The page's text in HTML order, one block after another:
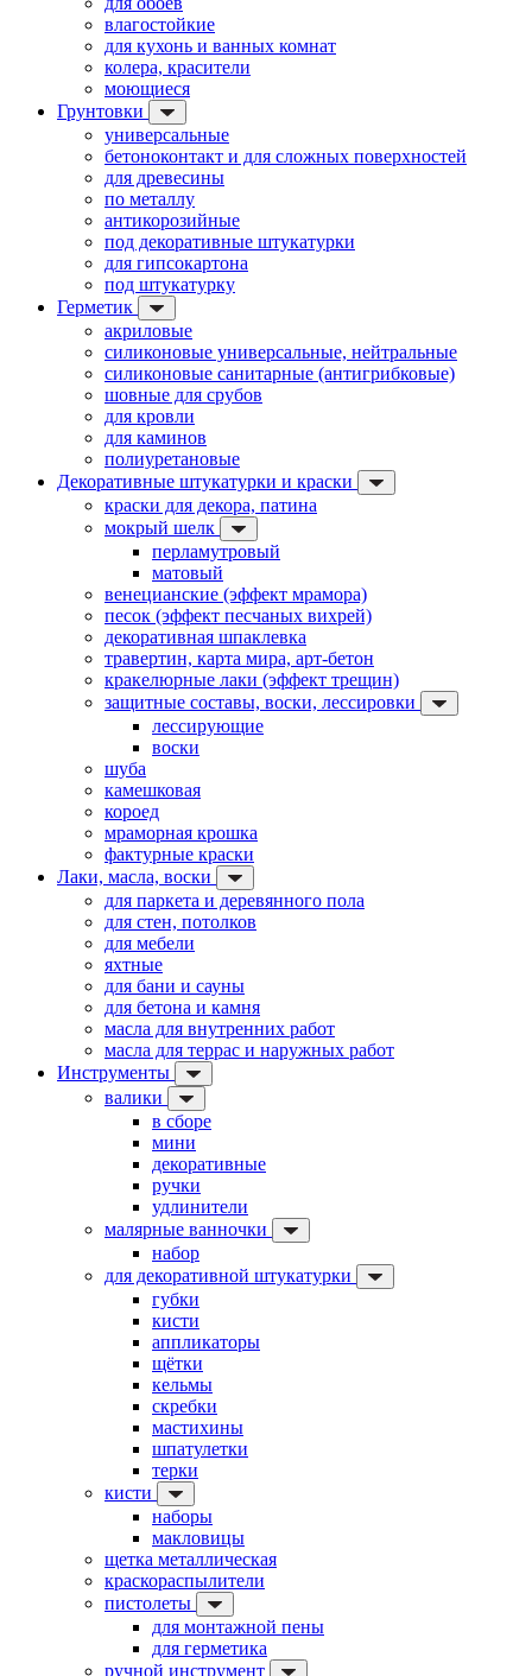
влагостойкие
для кухонь и ванных комнат
колера, красители
моющиеся
Грунтовки
универсальные
бетоноконтакт и для сложных поверхностей
для древесины
по металлу
антикорозийные
под декоративные штукатурки
для гипсокартона
под штукатурку
Герметик
акриловые
силиконовые универсальные, нейтральные
силиконовые санитарные (антигрибковые)
шовные для срубов
для кровли
для каминов
полиуретановые
Декоративные штукатурки и краски
краски для декора, патина
мокрый шелк
перламутровый
матовый
венецианские (эффект мрамора)
песок (эффект песчаных вихрей)
декоративная шпаклевка
травертин, карта мира, арт-бетон
кракелюрные лаки (эффект трещин)
защитные составы, воски, лессировки
лессирующие
воски
шуба
камешковая
короед
мраморная крошка
фактурные краски
Лаки, масла, воски
для паркета и деревянного пола
для стен, потолков
для мебели
яхтные
для бани и сауны
для бетона и камня
масла для внутренних работ
масла для террас и наружных работ
Инструменты
валики
в сборе
мини
декоративные
ручки
удлинители
малярные ванночки
набор
для декоративной штукатурки
губки
кисти
аппликаторы
щётки
кельмы
скребки
мастихины
шпатулетки
терки
кисти
наборы
макловицы
щетка металлическая
краскораспылители
пистолеты
для монтажной пены
для герметика
ручной инструмент